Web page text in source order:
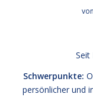
Seit
Schwerpunkte:
persönlicher und